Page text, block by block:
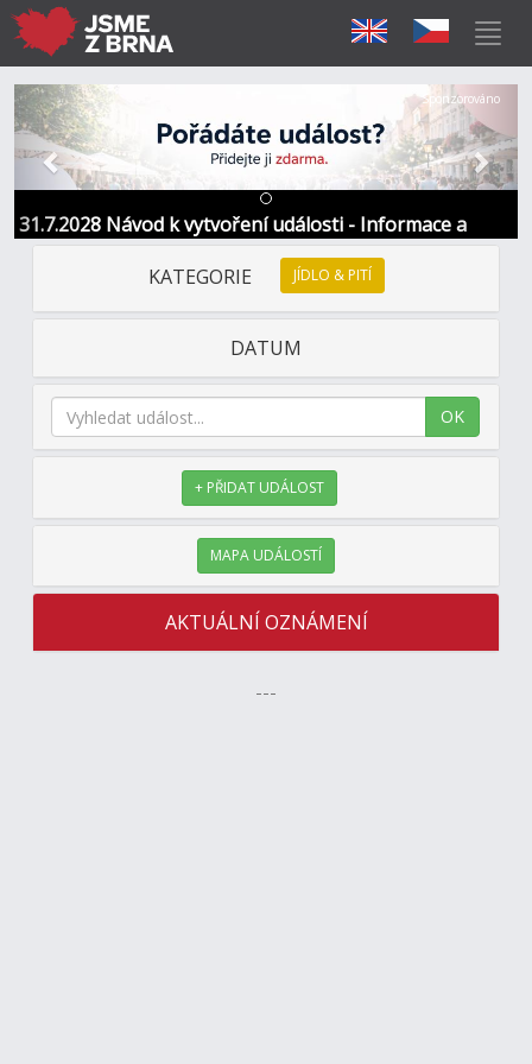
31.7.2028 Návod k vytvoření události - Informace a
kontakt
Předchozí Další
Sponzorováno
KATEGORIE JÍDLO & PITÍ
DATUM
OK
+ PŘIDAT UDÁLOST
MAPA UDÁLOSTÍ
AKTUÁLNÍ OZNÁMENÍ
---